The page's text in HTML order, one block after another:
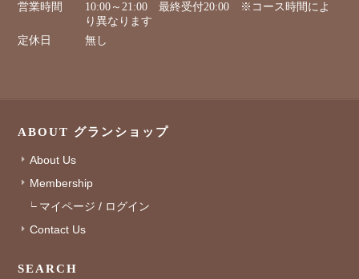
営業時間
10:00～21:00 最終受付20:00 ※コース時間によ
り異なります
定休日
無し
ABOUT グランショップ
About Us
Membership
マイページ / ログイン
Contact Us
SEARCH